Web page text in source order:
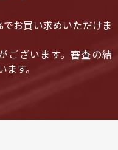
お買い求めいただけま
ございます。審査の結
す。